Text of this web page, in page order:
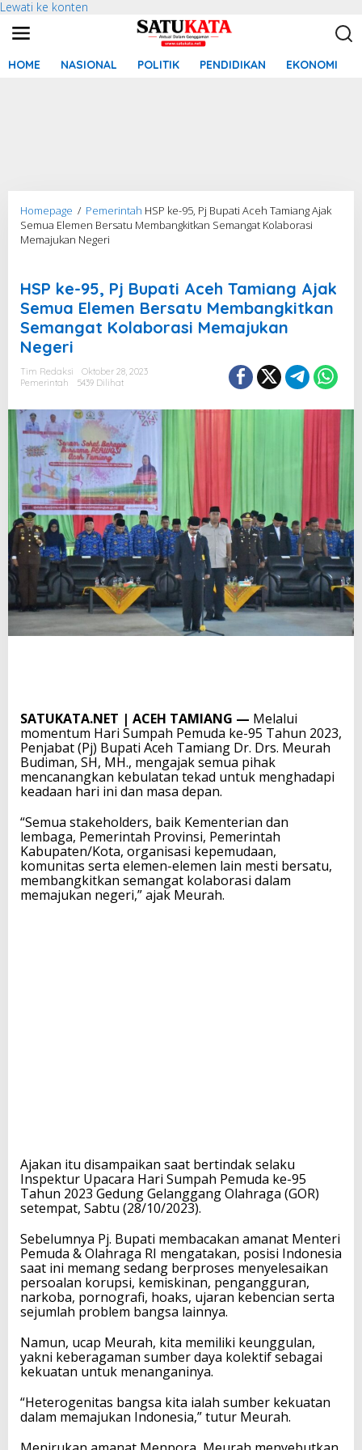
Lewati ke konten
HOME NASIONAL POLITIK PENDIDIKAN EKONOMI
Homepage / Pemerintah HSP ke-95, Pj Bupati Aceh Tamiang Ajak
Semua Elemen Bersatu Membangkitkan Semangat Kolaborasi
Memajukan Negeri
HSP ke-95, Pj Bupati Aceh Tamiang Ajak
Semua Elemen Bersatu Membangkitkan
Semangat Kolaborasi Memajukan
Negeri
Tim Redaksi
Oktober 28, 2023
Pemerintah
5439 Dilihat
SATUKATA.NET | ACEH TAMIANG — Melalui
momentum Hari Sumpah Pemuda ke-95 Tahun 2023,
Penjabat (Pj) Bupati Aceh Tamiang Dr. Drs. Meurah
Budiman, SH, MH., mengajak semua pihak
mencanangkan kebulatan tekad untuk menghadapi
keadaan hari ini dan masa depan.
“Semua stakeholders, baik Kementerian dan
lembaga, Pemerintah Provinsi, Pemerintah
Kabupaten/Kota, organisasi kepemudaan,
komunitas serta elemen-elemen lain mesti bersatu,
membangkitkan semangat kolaborasi dalam
memajukan negeri,” ajak Meurah.
Ajakan itu disampaikan saat bertindak selaku
Inspektur Upacara Hari Sumpah Pemuda ke-95
Tahun 2023 Gedung Gelanggang Olahraga (GOR)
setempat, Sabtu (28/10/2023).
Sebelumnya Pj. Bupati membacakan amanat Menteri
Pemuda & Olahraga RI mengatakan, posisi Indonesia
saat ini memang sedang berproses menyelesaikan
persoalan korupsi, kemiskinan, pengangguran,
narkoba, pornografi, hoaks, ujaran kebencian serta
sejumlah problem bangsa lainnya.
Namun, ucap Meurah, kita memiliki keunggulan,
yakni keberagaman sumber daya kolektif sebagai
kekuatan untuk menanganinya.
“Heterogenitas bangsa kita ialah sumber kekuatan
dalam memajukan Indonesia,” tutur Meurah.